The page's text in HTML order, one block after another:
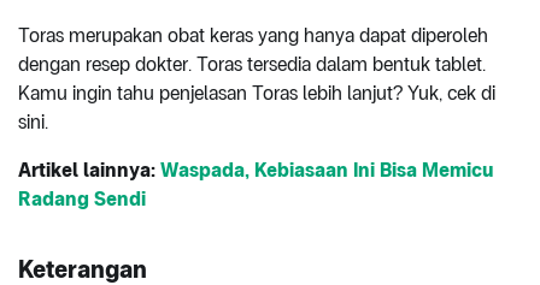
Toras merupakan obat keras yang hanya dapat diperoleh
dengan resep dokter. Toras tersedia dalam bentuk tablet.
Kamu ingin tahu penjelasan Toras lebih lanjut? Yuk, cek di
sini.
Artikel lainnya: Waspada, Kebiasaan Ini Bisa Memicu
Radang Sendi
Keterangan